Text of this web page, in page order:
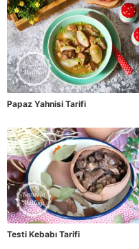
Papaz Yahnisi Tarifi
Testi Kebabı Tarifi